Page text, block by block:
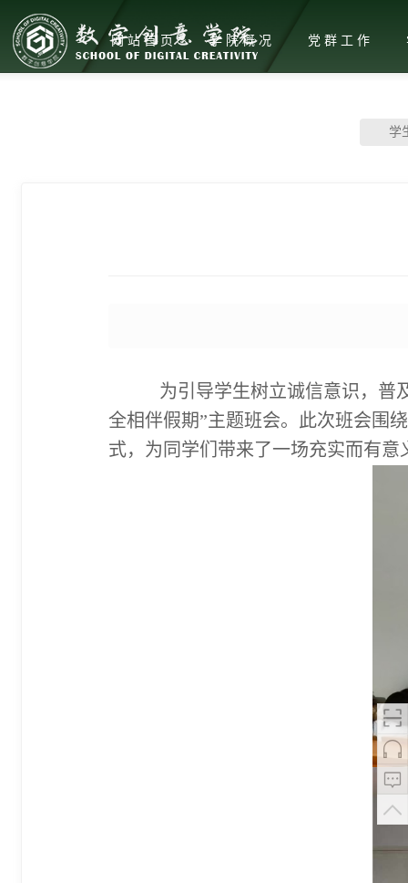
网站首页 学院概况 党群工作
学
为引导学生树立诚信意识，普
全相伴假期”主题班会。此次班会围
式，为同学们带来了一场充实而有意